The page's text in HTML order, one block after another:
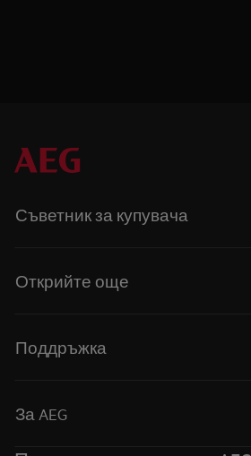
Съветник за купувача
Открийте още
Поддръжка
За AEG